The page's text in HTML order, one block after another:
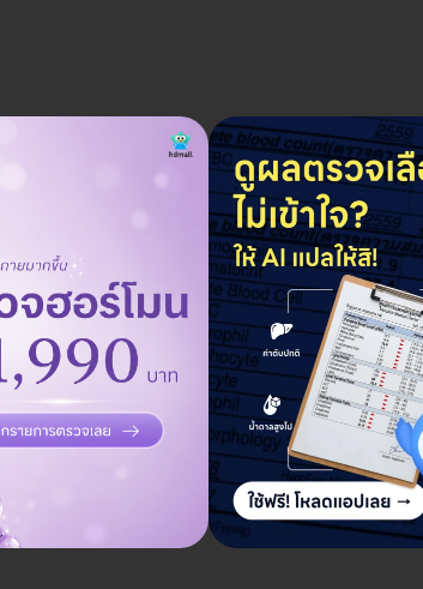
ราคาจองกับ HDmall
1,612 บาท
1,750 บาท ประหยัด 8%
ราคาจองกับ HDmall
2,134 บาท
2,200 บาท ประหยัด 3%